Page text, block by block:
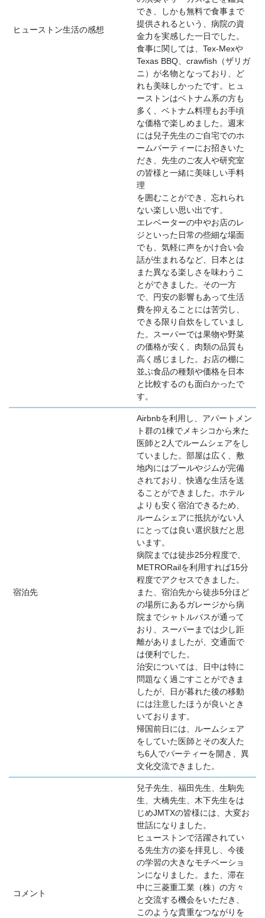
ヒューストン生活の感想
でき、しかも無料で食事まで
提供されるという、病院の資
金力を実感した一日でした。
食事に関しては、Tex-Mexや
Texas BBQ、crawfish（ザリガ
ニ）が名物となっており、ど
れも美味しかったです。ヒュ
ーストンはベトナム系の方も
多く、ベトナム料理もお手頃
な価格で楽しめました。週末
には兒子先生のご自宅でのホ
ームパーティーにお招きいた
だき、先生のご友人や研究室
の皆様と一緒に美味しい手料
理
を囲むことができ、忘れられ
ない楽しい思い出です。
エレベーターの中やお店のレ
ジといった日常の些細な場面
でも、気軽に声をかけ合い会
話が生まれるなど、日本とは
また異なる楽しさを味わうこ
とができました。その一方
で、円安の影響もあって生活
費を抑えることには苦労し、
できる限り自炊をしていまし
た。スーパーでは果物や野菜
の価格が安く、肉類の品質も
高く感じました。お店の棚に
並ぶ食品の種類や価格を日本
と比較するのも面白かったで
す。
宿泊先
Airbnbを利用し、アパートメン
ト群の1棟でメキシコから来た
医師と2人でルームシェアをし
ていました。部屋は広く、敷
地内にはプールやジムが完備
されており、快適な生活を送
ることができました。ホテル
よりも安く宿泊できるため、
ルームシェアに抵抗がない人
にとっては良い選択肢だと思
います。
病院までは徒歩25分程度で、
METRORailを利用すれば15分
程度でアクセスできました。
また、宿泊先から徒歩5分ほど
の場所にあるガレージから病
院までシャトルバスが通って
おり、スーパーまでは少し距
離がありましたが、交通面で
は便利でした。
治安については、日中は特に
問題なく過ごすことができま
したが、日が暮れた後の移動
には注意したほうが良いとき
いております。
帰国前日には、ルームシェア
をしていた医師とその友人た
ち6人でパーティーを開き、異
文化交流できました。
コメント
兒子先生、福田先生、生駒先
生、大橋先生、木下先生をは
じめJMTXの皆様には、大変お
世話になりました。
ヒューストンで活躍されてい
る先生方の姿を拝見し、今後
の学習の大きなモチベーショ
ンになりました。また、滞在
中に三菱重工業（株）の方々
と交流する機会をいただき、
このような貴重なつながりを